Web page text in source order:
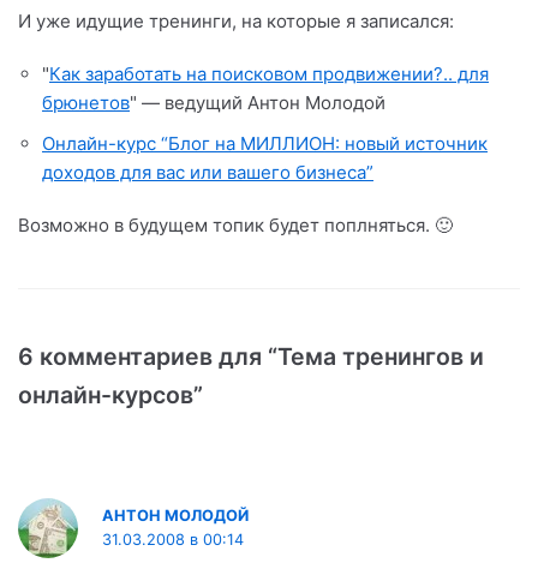
И уже идущие тренинги, на которые я записался:
"Как заработать на поисковом продвижении?.. для
брюнетов" — ведущий Антон Молодой
Онлайн-курс “Блог на МИЛЛИОН: новый источник
доходов для вас или вашего бизнеса”
Возможно в будущем топик будет поплняться. 🙂
6 комментариев для “Тема тренингов и
онлайн-курсов”
АНТОН МОЛОДОЙ
31.03.2008 в 00:14